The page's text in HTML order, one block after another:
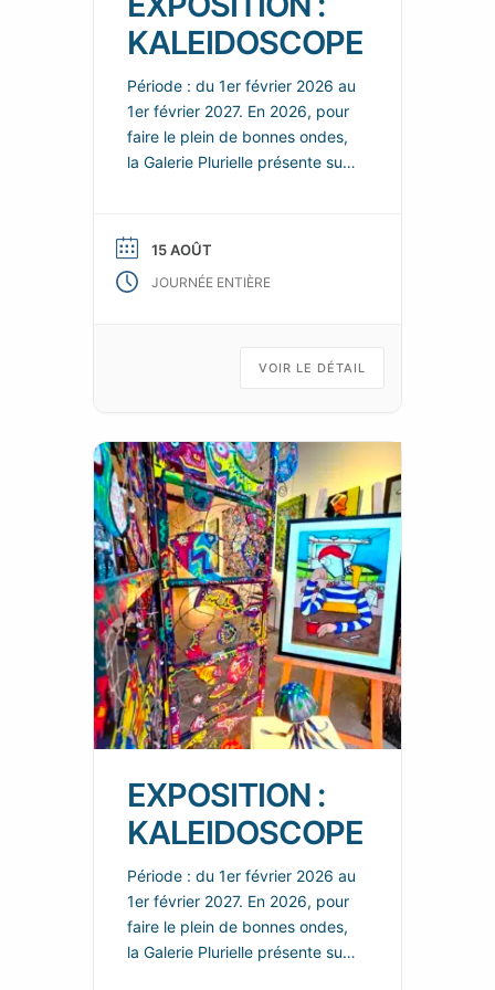
KALEIDOSCOPE
Période : du 1er février 2026 au
1er février 2027. En 2026, pour
faire le plein de bonnes ondes,
la Galerie Plurielle présente sur
enjouées et colorées, dans
lesquelles les nouvelles œuvres
de ses talentueux artistes
animés d’un kaléidoscope d’art
15 AOÛT
JOURNÉE ENTIÈRE
VOIR LE DÉTAIL
EXPOSITION :
KALEIDOSCOPE
Période : du 1er février 2026 au
1er février 2027. En 2026, pour
faire le plein de bonnes ondes,
la Galerie Plurielle présente sur